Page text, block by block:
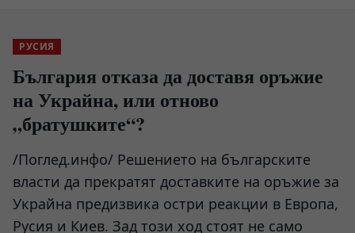
РУСИЯ
България отказа да доставя оръжие
на Украйна, или отново
„братушките“?
/Поглед.инфо/ Решението на българските
власти да прекратят доставките на оръжие за
Украйна предизвика остри реакции в Европа,
Русия и Киев. Зад този ход стоят не само